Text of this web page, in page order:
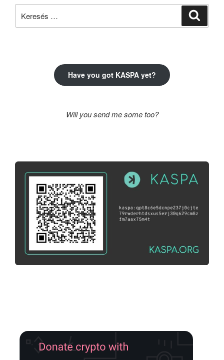
Have you got KASPA yet?
Will you send me some too?